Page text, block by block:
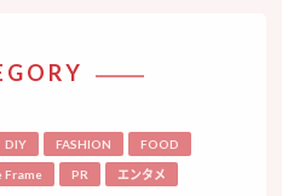
DIY FASHION FOOD
Frame PR エンタメ